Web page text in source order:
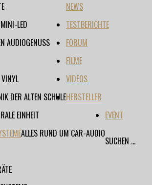
NEWS
LED
AUDIOGENUSS
DER ALTEN SCHULE
TESTBERICHTE
EINHEIT
ALLES RUND UM CAR-AUDIO
FORUM
FILME
VIDEOS
HERSTELLER
EVENT
SUCHEN ...